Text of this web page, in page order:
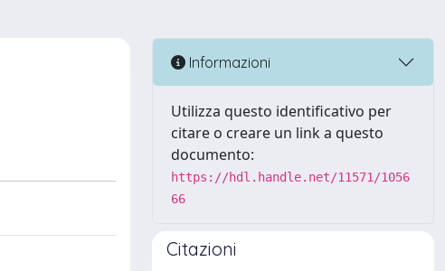
Informazioni
Utilizza questo identificativo per
citare o creare un link a questo
documento:
https://hdl.handle.net/11571/1056
66
Citazioni